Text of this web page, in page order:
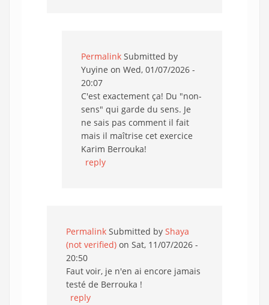
Permalink Submitted by
Yuyine on Wed, 01/07/2026 -
20:07
C'est exactement ça! Du "non-
sens" qui garde du sens. Je
ne sais pas comment il fait
mais il maîtrise cet exercice
Karim Berrouka!
reply
Permalink Submitted by Shaya
(not verified) on Sat, 11/07/2026 -
20:50
Faut voir, je n'en ai encore jamais
testé de Berrouka !
reply